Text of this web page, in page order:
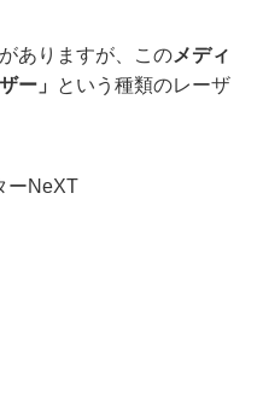
ありますが、このメディ
ー」
という種類のレーザ
ーNeXT